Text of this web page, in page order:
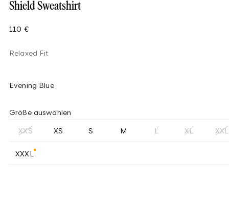
Shield Sweatshirt
110 €
Relaxed Fit
Evening Blue
Größe auswählen
XXS XS S M L XL XXL
XXXL